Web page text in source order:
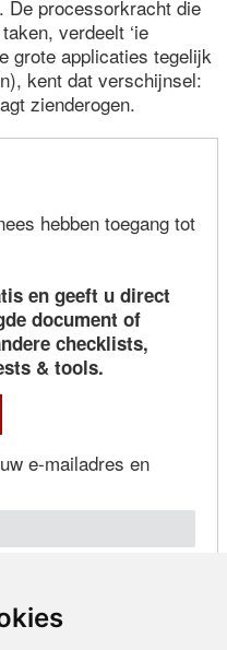
De processorkracht die
verdeelt ‘ie
grote applicaties tegelijk
kent dat verschijnsel:
zienderogen.
hebben toegang tot
en geeft u direct
document of
checklists,
& tools.
e-mailadres en